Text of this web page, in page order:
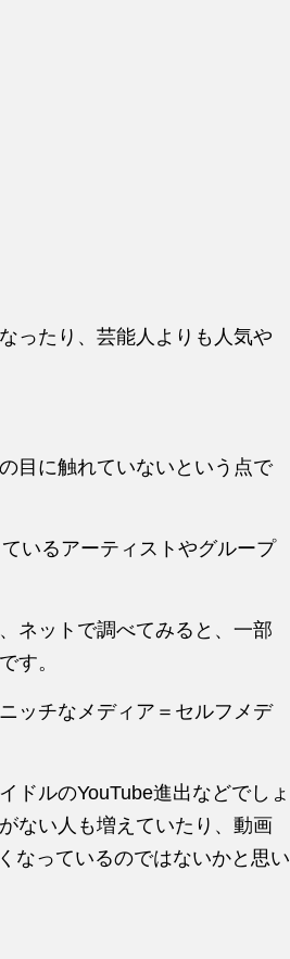
ったり、芸能人よりも人気や
目に触れていないという点で
いるアーティストやグループ
ネットで調べてみると、一部
す。
ッチなメディア＝セルフメデ
ドルのYouTube進出などでしょ
ない人も増えていたり、動画
なっているのではないかと思い